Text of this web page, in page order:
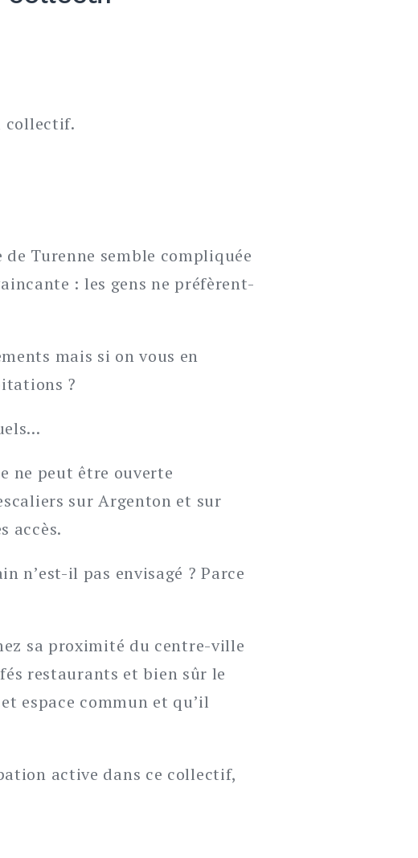
collectif.
Turenne semble compliquée
: les gens ne préfèrent-
mais si on vous en
?
ne peut être ouverte
sur Argenton et sur
accès.
n’est-il pas envisagé ? Parce
sa proximité du centre-ville
restaurants et bien sûr le
espace commun et qu’il
active dans ce collectif,